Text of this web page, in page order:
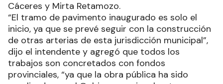
Cáceres y Mirta Retamozo.
“El tramo de pavimento inaugurado es solo el
inicio, ya que se prevé seguir con la construcción
de otras arterias de esta jurisdicción municipal”,
dijo el intendente y agregó que todos los
trabajos son concretados con fondos
provinciales, “ya que la obra pública ha sido